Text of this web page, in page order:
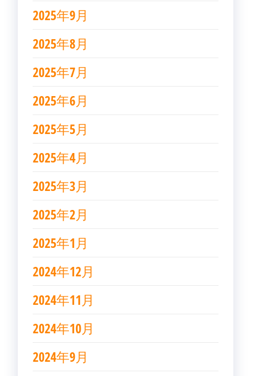
2025年9月
2025年8月
2025年7月
2025年6月
2025年5月
2025年4月
2025年3月
2025年2月
2025年1月
2024年12月
2024年11月
2024年10月
2024年9月